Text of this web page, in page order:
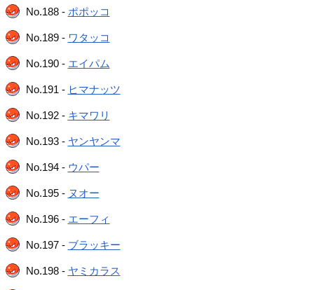
No.188 - ポポッコ
No.189 - ワタッコ
No.190 - エイパム
No.191 - ヒマナッツ
No.192 - キマワリ
No.193 - ヤンヤンマ
No.194 - ウパー
No.195 - ヌオー
No.196 - エーフィ
No.197 - ブラッキー
No.198 - ヤミカラス